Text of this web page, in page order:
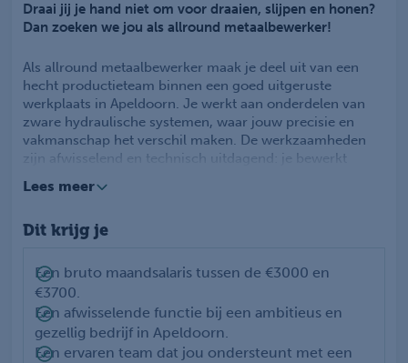
Draai jij je hand niet om voor draaien, slijpen en honen?
Dan zoeken we jou als allround metaalbewerker!
Als allround metaalbewerker maak je deel uit van een
hecht productieteam binnen een goed uitgeruste
werkplaats in Apeldoorn. Je werkt aan onderdelen van
zware hydraulische systemen, waar jouw precisie en
vakmanschap het verschil maken. De werkzaamheden
zijn afwisselend en technisch uitdagend: je bewerkt
diverse machines, en ondersteunt bij verspanende
voor detail lever je maatwerk in enkelstuks of kleine
voert metingen uit die je zorgvuldig registreert. Je werkt
zowel met conventionele als moderne CNC-machines.
Lees meer
Dit krijg je
Een bruto maandsalaris tussen de €3000 en
€3700.
Een afwisselende functie bij een ambitieus en
gezellig bedrijf in Apeldoorn.
Een ervaren team dat jou ondersteunt met een